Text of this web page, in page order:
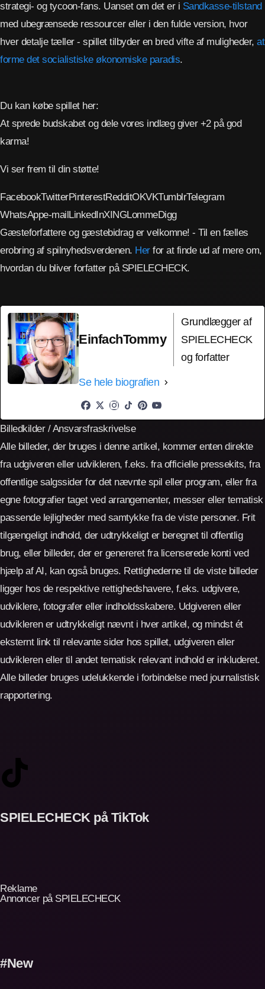
strategi- og tycoon-fans. Uanset om det er i Sandkasse-tilstand
med ubegrænsede ressourcer eller i den fulde version, hvor
hver detalje tæller - spillet tilbyder en bred vifte af muligheder, at
forme det socialistiske økonomiske paradis.
Du kan købe spillet her:
At sprede budskabet og dele vores indlæg giver +2 på god
karma!
Vi ser frem til din støtte!
FacebookTwitterPinterestRedditOKVKTumblrTelegram
WhatsAppe-mailLinkedInXINGLommeDigg
Gæsteforfattere og gæstebidrag er velkomne! - Til en fælles
erobring af spilnyhedsverdenen. Herfor at finde ud af mere om,
hvordan du bliver forfatter på SPIELECHECK.
EinfachTommy
Grundlægger af
SPIELECHECK
og forfatter
Se hele biografien
Billedkilder / Ansvarsfraskrivelse
Alle billeder, der bruges i denne artikel, kommer enten direkte
fra udgiveren eller udvikleren, f.eks. fra officielle pressekits, fra
offentlige salgssider for det nævnte spil eller program, eller fra
egne fotografier taget ved arrangementer, messer eller tematisk
passende lejligheder med samtykke fra de viste personer. Frit
tilgængeligt indhold, der udtrykkeligt er beregnet til offentlig
brug, eller billeder, der er genereret fra licenserede konti ved
hjælp af AI, kan også bruges. Rettighederne til de viste billeder
ligger hos de respektive rettighedshavere, f.eks. udgivere,
udviklere, fotografer eller indholdsskabere. Udgiveren eller
udvikleren er udtrykkeligt nævnt i hver artikel, og mindst ét
eksternt link til relevante sider hos spillet, udgiveren eller
udvikleren eller til andet tematisk relevant indhold er inkluderet.
Alle billeder bruges udelukkende i forbindelse med journalistisk
rapportering.
SPIELECHECK på TikTok
Reklame
Annoncer på SPIELECHECK
#New